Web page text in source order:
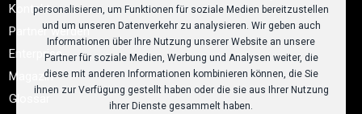
Kontakt
Partner werden
Enterprise
Magazin
Glossar
personalisieren, um Funktionen für soziale Medien bereitzustellen
und um unseren Datenverkehr zu analysieren. Wir geben auch
Informationen über Ihre Nutzung unserer Website an unsere
Partner für soziale Medien, Werbung und Analysen weiter, die
diese mit anderen Informationen kombinieren können, die Sie
ihnen zur Verfügung gestellt haben oder die sie aus Ihrer Nutzung
ihrer Dienste gesammelt haben.